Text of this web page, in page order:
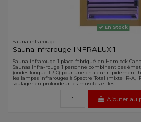
En Stock
Sauna infrarouge
Sauna infrarouge INFRALUX 1
Sauna infrarouge 1 place fabriqué en Hemlock
Saunas Infra-rouge 1 personne combinent des
(ondes longue IR-C) pour une chaleur rapidement
les lampes infrarouges à Spectre Total (mixte IR-A,
soulager en profondeur les muscles et les...
Ajouter au